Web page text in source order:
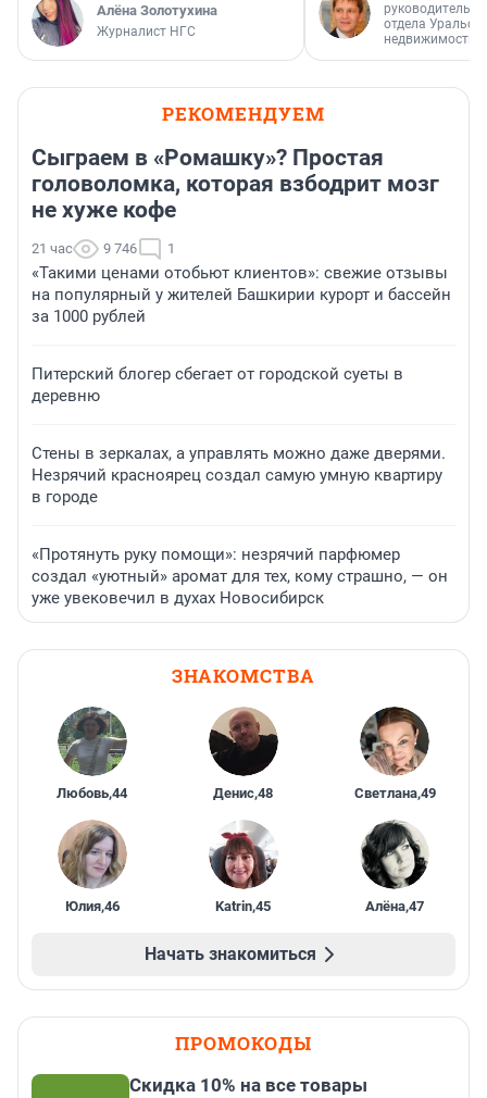
Алёна Золотухина
Журналист НГС
руководитель
отдела
недвижимости
РЕКОМЕНДУЕМ
Сыграем в «Ромашку»? Простая
головоломка, которая взбодрит мозг
не хуже кофе
21 час 9 746 1
«Такими ценами отобьют клиентов»: свежие отзывы
на популярный у жителей Башкирии курорт и бассейн
за 1000 рублей
Питерский блогер сбегает от городской суеты в
деревню
Стены в зеркалах, а управлять можно даже дверями.
Незрячий красноярец создал самую умную квартиру
в городе
«Протянуть руку помощи»: незрячий парфюмер
создал «уютный» аромат для тех, кому страшно, — он
уже увековечил в духах Новосибирск
ЗНАКОМСТВА
Любовь,44 Денис,48 Светлана,49
Юлия,46 Katrin,45 Алёна,47
Начать знакомиться
ПРОМОКОДЫ
Скидка 10% на все товары